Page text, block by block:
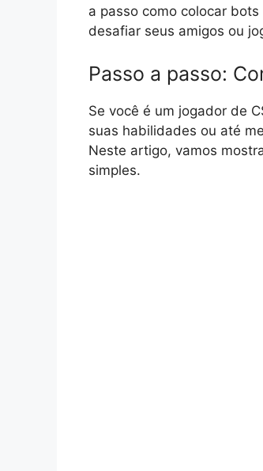
a passo como colocar
desafiar seus amigos ou
Passo a passo:
Se você é um jogador de
suas habilidades ou até
Neste artigo, vamos
simples.